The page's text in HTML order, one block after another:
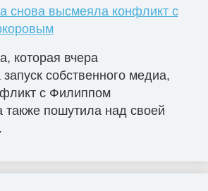
снова высмеяла конфликт с
которая вчера
собственного медиа,
с Филиппом
также пошутила над своей